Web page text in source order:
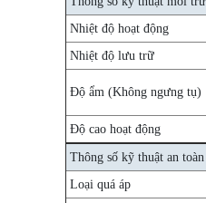
Nhiệt độ hoạt động
Nhiệt độ lưu trữ
Độ ẩm (Không ngưng tụ)
Độ cao hoạt động
Thông số kỹ thuật an toàn
Loại quá áp